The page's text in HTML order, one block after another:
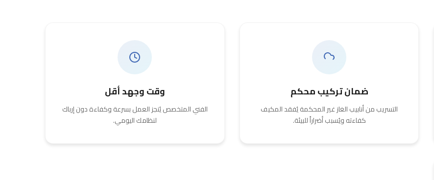
ضمان تركيب محكم
التسريب من أنابيب الغاز غير المحكمة يُفقد المكيف
كفاءته ويُسبب أضراراً للبيئة.
وقت وجهد أقل
الفني المتخصص يُنجز العمل بسرعة وكفاءة دون إرباك
لنظامك اليومي.